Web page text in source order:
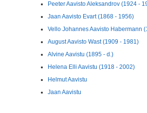
Peeter Aavisto Aleksandrov (1924 -
Jaan Aavisto Evart (1868 - 1956)
Vello Johannes Aavisto Habermann
August Aavisto Wast (1909 - 1981)
Alvine Aavistu (1895 - d.)
Helena Elli Aavistu (1918 - 2002)
Helmut Aavistu
Jaan Aavistu